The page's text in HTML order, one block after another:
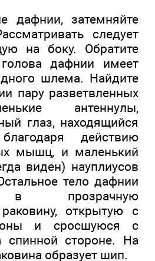
дафнии, затемняйте
следует
на боку. Обратите
дафнии имеет
шлема. Найдите
пару разветвленных
антеннулы,
глаз, находящийся
действию
мышц, и маленький
виден) науплиусов
тело дафнии
в прозрачную
открытую с
и сросшуюся с
спинной стороне. На
образует шип.